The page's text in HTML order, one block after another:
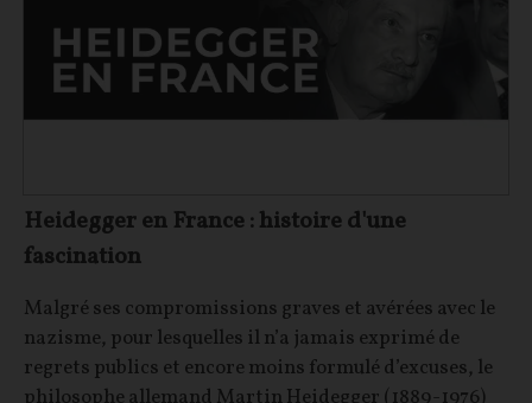
Heidegger en France : histoire d'une
fascination
Malgré ses compromissions graves et avérées avec le
nazisme, pour lesquelles il n’a jamais exprimé de
regrets publics et encore moins formulé d’excuses, le